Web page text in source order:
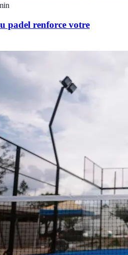
padel renforce votre